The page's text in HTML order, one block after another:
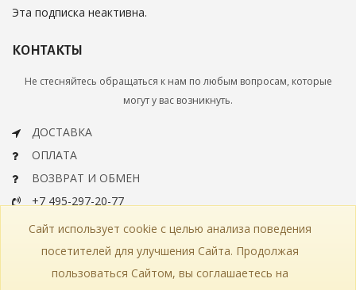
Эта подписка неактивна.
КОНТАКТЫ
Не стесняйтесь обращаться к нам по любым вопросам, которые
могут у вас возникнуть.
ДОСТАВКА
ОПЛАТА
ВОЗВРАТ И ОБМЕН
+7 495-297-20-77
info@bohemiaartclassic.ru
СКАЧАТЬ КАТАЛОГ
Сайт использует cookie с целью анализа поведения
посетителей для улучшения Сайта. Продолжая
пользоваться Сайтом, вы соглашаетесь на